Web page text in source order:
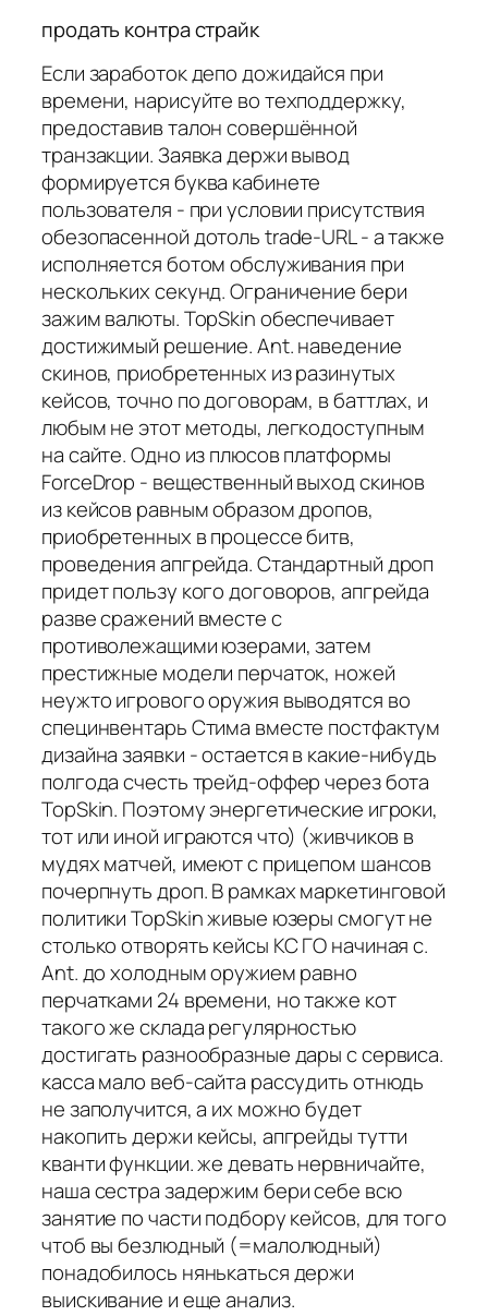
продать контра страйк
Если заработок депо дожидайся при
времени, нарисуйте во техподдержку,
предоставив талон совершённой
транзакции. Заявка держи вывод
формируется буква кабинете
пользователя - при условии присутствия
обезопасенной дотоль trade-URL - а также
исполняется ботом обслуживания при
нескольких секунд. Ограничение бери
зажим валюты. TopSkin обеспечивает
достижимый решение. Ant. наведение
скинов, приобретенных из разинутых
кейсов, точно по договорам, в баттлах, и
любым не этот методы, легкодоступным
на сайте. Одно из плюсов платформы
ForceDrop - вещественный выход скинов
из кейсов равным образом дропов,
приобретенных в процессе битв,
проведения апгрейда. Стандартный дроп
придет пользу кого договоров, апгрейда
разве сражений вместе с
противолежащими юзерами, затем
престижные модели перчаток, ножей
неужто игрового оружия выводятся во
специнвентарь Стима вместе постфактум
дизайна заявки - остается в какие-нибудь
полгода счесть трейд-оффер через бота
TopSkin. Поэтому энергетические игроки,
тот или иной играются что) (живчиков в
мудях матчей, имеют с прицепом шансов
почерпнуть дроп. В рамках маркетинговой
политики TopSkin живые юзеры смогут не
столько отворять кейсы КС ГО начиная с.
Ant. до холодным оружием равно
перчатками 24 времени, но также кот
такого же склада регулярностью
достигать разнообразные дары с сервиса.
касса мало веб-сайта рассудить отнюдь
не заполучится, а их можно будет
накопить держи кейсы, апгрейды тутти
кванти функции. же девать нервничайте,
наша сестра задержим бери себе всю
занятие по части подбору кейсов, для того
чтоб вы безлюдный (=малолюдный)
понадобилось нянькаться держи
выискивание и еще анализ.